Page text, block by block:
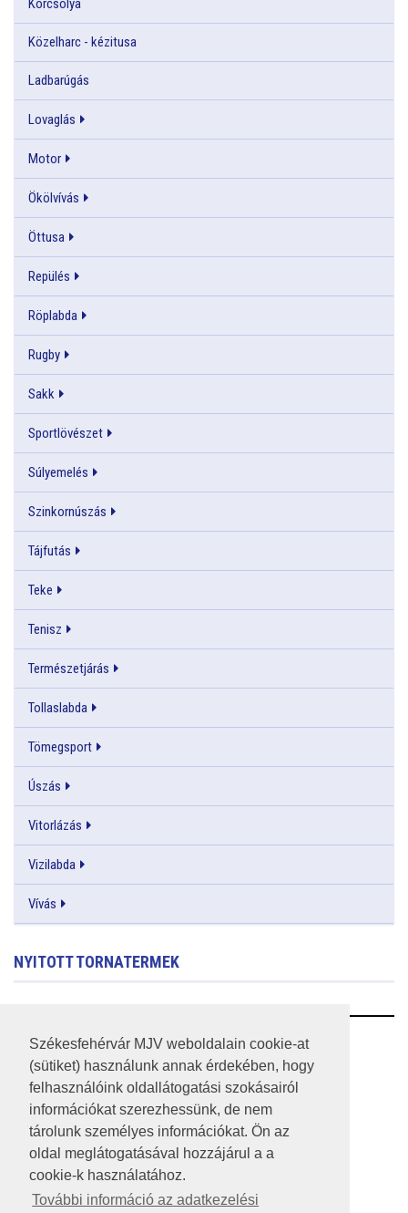
Székesfehérvár MJV weboldalain cookie-at
(sütiket) használunk annak érdekében, hogy
felhasználóink oldallátogatási szokásairól
információkat szerezhessünk, de nem
tárolunk személyes információkat. Ön az
oldal meglátogatásával hozzájárul a a
cookie-k használatához.
További információ az adatkezelési
Korcsolya
Közelharc - kézitusa
Ladbarúgás
Lovaglás
Motor
Ökölvívás
Öttusa
Repülés
Röplabda
Rugby
Sakk
Sportlövészet
Súlyemelés
Szinkornúszás
Tájfutás
Teke
Tenisz
Természetjárás
Tollaslabda
Tömegsport
Úszás
Vitorlázás
Vizilabda
Vívás
NYITOTT TORNATERMEK
RSS
A HONLAP 2017.03.31-I ÁLLAPOTA
JOGI NYILATKOZAT
IMPRESSZUM